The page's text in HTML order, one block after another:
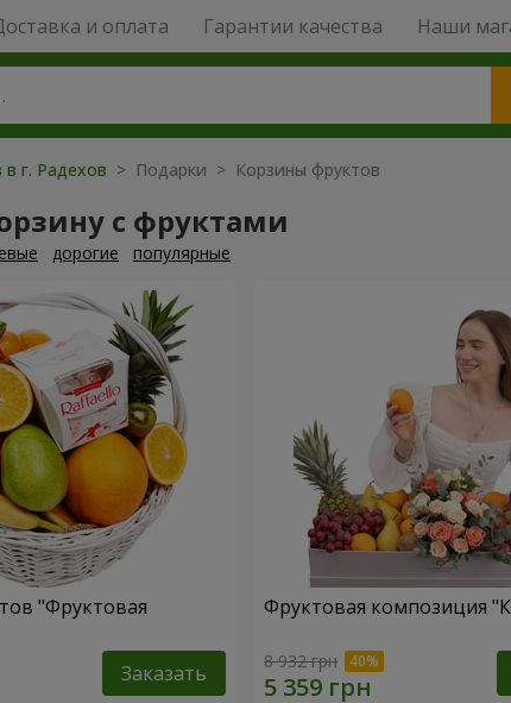
и оплата Гарантии качества Наши
г. Радехов > Подарки > Корзины фруктов
с фруктами
дорогие популярные
"Фруктовая
Заказать
Фруктовая композиция
8 932 грн